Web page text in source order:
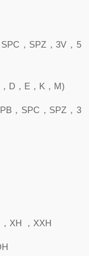
，SPZ，3V ， 5
D，E，K，M)
，SPC，SPZ，3
XH ，XXH